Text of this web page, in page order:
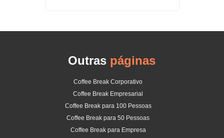
Outras páginas
Coffee Break Corporativo
Coffee Break Empresarial
Coffee Break para 100 Pessoas
Coffee Break para 50 Pessoas
Coffee Break para Empresa